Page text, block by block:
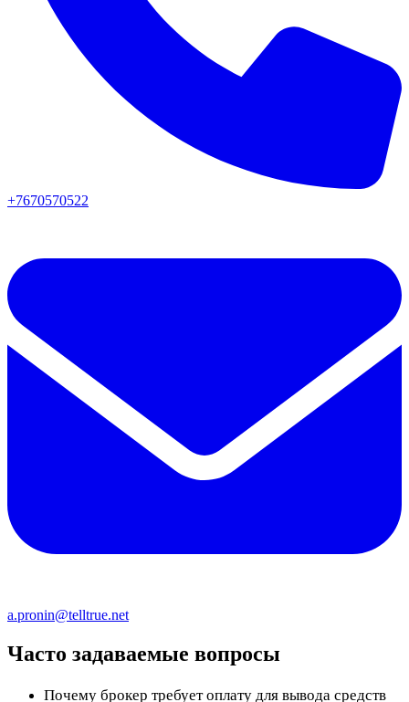
+7670570522
a.pronin@telltrue.net
Часто задаваемые вопросы
Почему брокер требует оплату для вывода средств